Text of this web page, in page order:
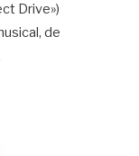
Drive»)
de